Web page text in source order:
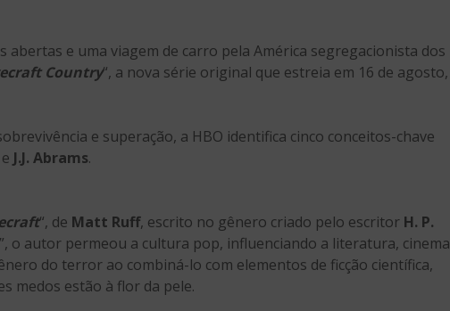
e uma viagem de carro pela América segregacionista dos
Country“, a nova série original que estreia em 16 de agosto,
e superação, a HBO identifica cinco conceitos-chave
e J.J. Abrams.
“, de Matt Ruff, escrito no gênero criado pelo escritor H. P.
o autor permeou a cultura pop, influenciando a literatura, cinema
do terror ao combiná-lo com elementos de ficção científica,
medos estão à flor da pele.